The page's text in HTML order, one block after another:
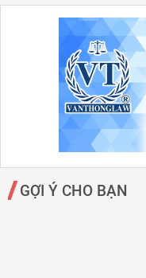
GỢI Ý CHO BẠN